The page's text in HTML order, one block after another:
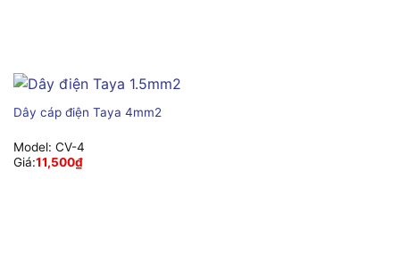
Dây cáp điện Taya 4mm2
Model: CV-4
Giá:11,500₫